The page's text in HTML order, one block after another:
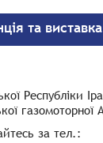
та
Республіки
газомоторної
за тел.: